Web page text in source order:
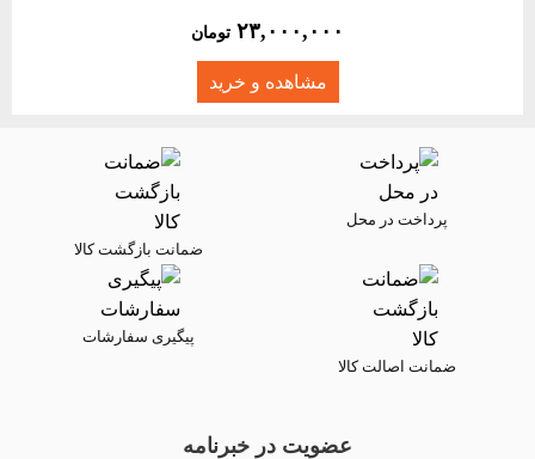
۲۳,۰۰۰,۰۰۰ تومان
مشاهده و خرید
پرداخت در محل
ضمانت بازگشت کالا
ضمانت اصالت کالا
پیگیری سفارشات
عضویت در خبرنامه